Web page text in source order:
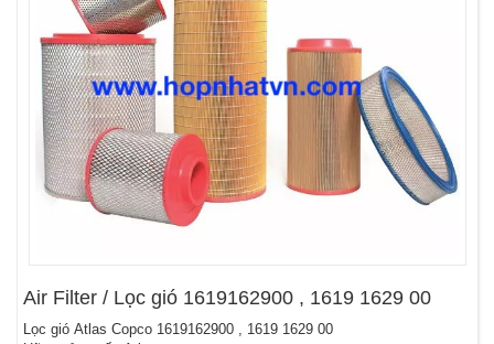
Air Filter / Lọc gió 1619162900 , 1619 1629 00
Lọc gió Atlas Copco 1619162900 , 1619 1629 00